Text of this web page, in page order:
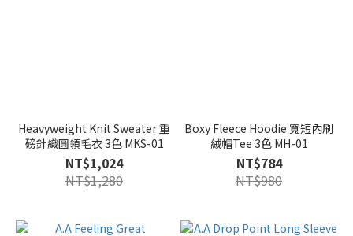
Heavyweight Knit Sweater 重
磅針織圓領毛衣 3色 MKS-01
NT$1,024
NT$1,280
Boxy Fleece Hoodie 寬短內刷
絨帽Tee 3色 MH-01
NT$784
NT$980